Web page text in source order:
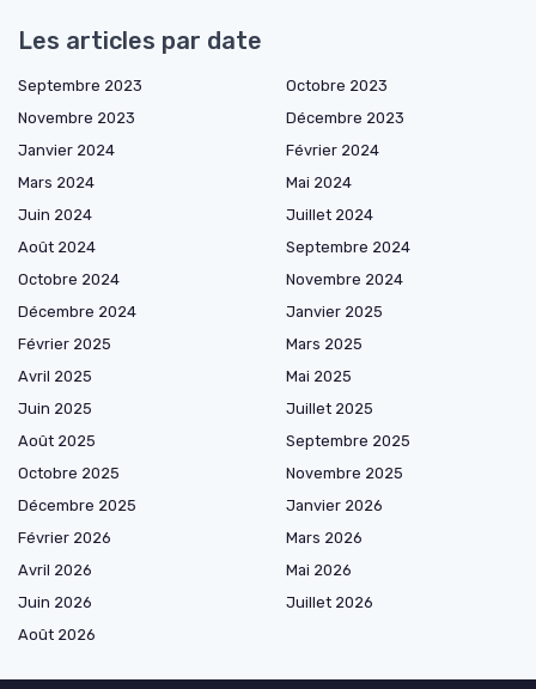
Les articles par date
Septembre 2023
Octobre 2023
Novembre 2023
Décembre 2023
Janvier 2024
Février 2024
Mars 2024
Mai 2024
Juin 2024
Juillet 2024
Août 2024
Septembre 2024
Octobre 2024
Novembre 2024
Décembre 2024
Janvier 2025
Février 2025
Mars 2025
Avril 2025
Mai 2025
Juin 2025
Juillet 2025
Août 2025
Septembre 2025
Octobre 2025
Novembre 2025
Décembre 2025
Janvier 2026
Février 2026
Mars 2026
Avril 2026
Mai 2026
Juin 2026
Juillet 2026
Août 2026